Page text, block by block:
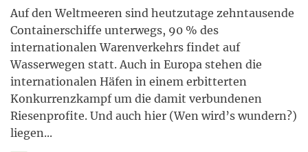
Auf den Weltmeeren sind heutzutage zehntausende
Containerschiffe unterwegs, 90 % des
internationalen Warenverkehrs findet auf
Wasserwegen statt. Auch in Europa stehen die
internationalen Häfen in einem erbitterten
Konkurrenzkampf um die damit verbundenen
Riesenprofite. Und auch hier (Wen wird’s wundern?)
liegen...